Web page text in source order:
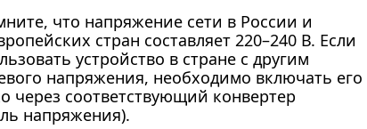
что напряжение сети в России и
стран составляет 220–240 В. Если
устройство в стране с другим
напряжения, необходимо включать его
через соответствующий конвертер
напряжения).